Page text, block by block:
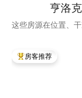
亨洛
这些房源在位置、
热门「房客推荐」
房客推荐